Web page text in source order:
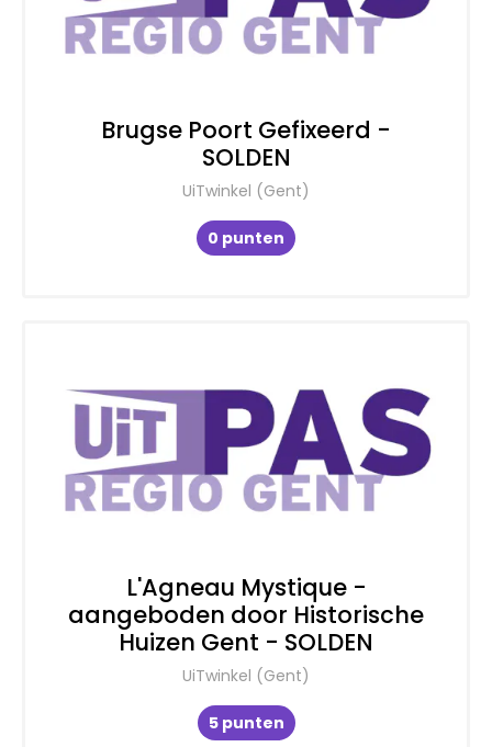
Brugse Poort Gefixeerd -
SOLDEN
UiTwinkel (Gent)
0 punten
L'Agneau Mystique -
aangeboden door Historische
Huizen Gent - SOLDEN
UiTwinkel (Gent)
5 punten